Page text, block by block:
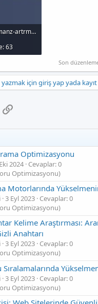
arama-motoru-sralamanz-artrmak-icin-10-etkili-strateji_1000x120.jpg
63
Son
yazmak için giriş yap yada
E-posta
Optimizasyonu
2024 Cevaplar: 0
Optimizasyonu)
Motorlarında
3 Eyl 2023 Cevaplar: 0
Optimizasyonu)
Kelime Araştırması:
Anahtarı
3 Eyl 2023 Cevaplar: 0
Optimizasyonu)
3 Eyl 2023 Cevaplar: 0
Optimizasyonu)